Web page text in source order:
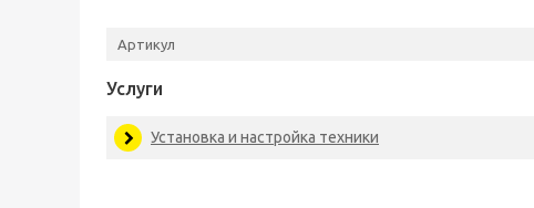
Артикул
Услуги
Установка и настройка техники